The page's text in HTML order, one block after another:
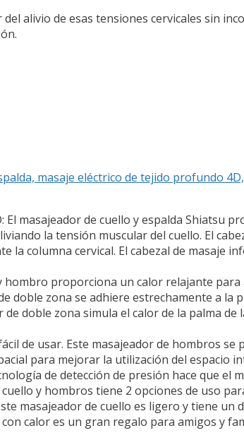
alivio de esas tensiones cervicales sin
masaje eléctrico de tejido profundo
El masajeador de cuello y espalda Shiatsu
la tensión muscular del cuello. El
la columna cervical. El cabezal de masaje
y hombro proporciona un calor relajante
doble zona se adhiere estrechamente a
doble zona simula el calor de la palma de
de usar. Este masajeador de hombros
para mejorar la utilización del espacio
de detección de presión hace que el
cuello y hombros tiene 2 opciones de uso
masajeador de cuello es ligero y tiene un
calor es un gran regalo para amigos y